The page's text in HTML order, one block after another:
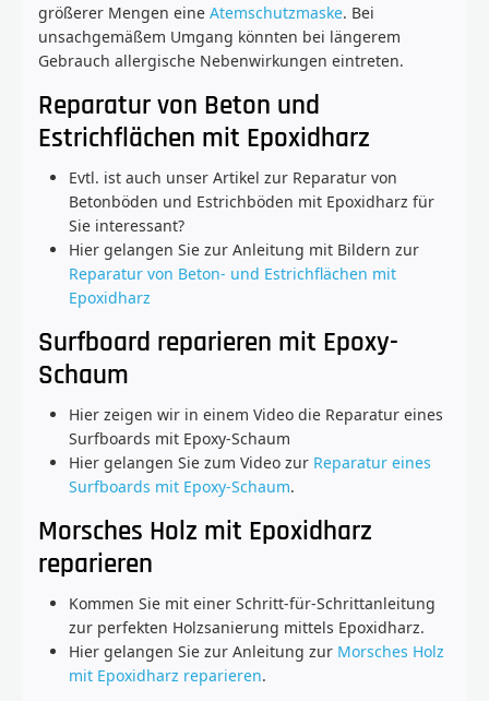
größerer Mengen eine Atemschutzmaske. Bei
unsachgemäßem Umgang könnten bei längerem
Gebrauch allergische Nebenwirkungen eintreten.
Reparatur von Beton und
Estrichflächen mit Epoxidharz
Evtl. ist auch unser Artikel zur Reparatur von
Betonböden und Estrichböden mit Epoxidharz für
Sie interessant?
Hier gelangen Sie zur Anleitung mit Bildern zur
Reparatur von Beton- und Estrichflächen mit
Epoxidharz
Surfboard reparieren mit Epoxy-
Schaum
Hier zeigen wir in einem Video die Reparatur eines
Surfboards mit Epoxy-Schaum
Hier gelangen Sie zum Video zur Reparatur eines
Surfboards mit Epoxy-Schaum.
Morsches Holz mit Epoxidharz
reparieren
Kommen Sie mit einer Schritt-für-Schrittanleitung
zur perfekten Holzsanierung mittels Epoxidharz.
Hier gelangen Sie zur Anleitung zur Morsches Holz
mit Epoxidharz reparieren.